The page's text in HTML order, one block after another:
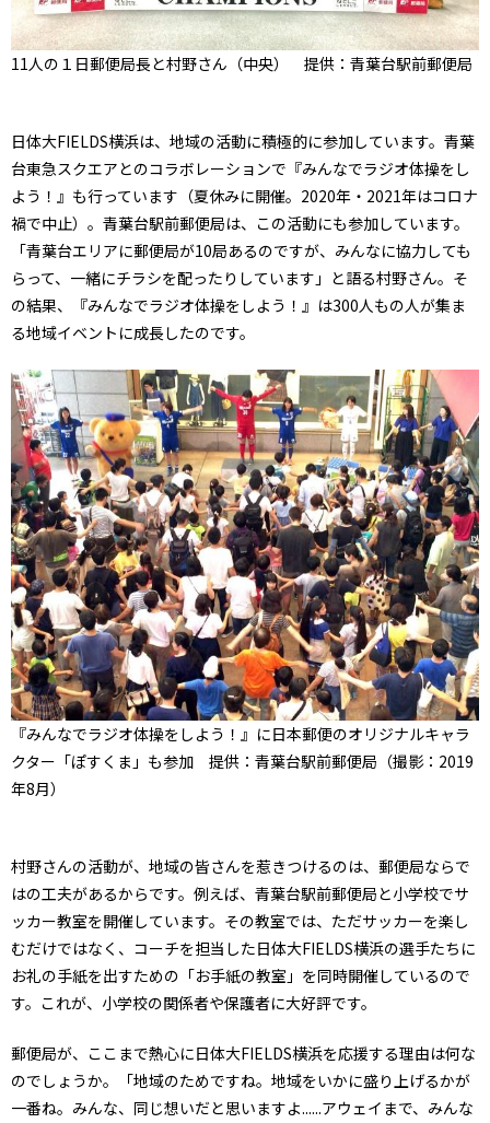
11人の１日郵便局長と村野さん（中央） 提供：青葉台駅前郵便局
日体大FIELDS横浜は、地域の活動に積極的に参加しています。青葉
台東急スクエアとのコラボレーションで『みんなでラジオ体操をし
よう！』も行っています（夏休みに開催。2020年・2021年はコロナ
禍で中止）。青葉台駅前郵便局は、この活動にも参加しています。
「青葉台エリアに郵便局が10局あるのですが、みんなに協力しても
らって、一緒にチラシを配ったりしています」と語る村野さん。そ
の結果、『みんなでラジオ体操をしよう！』は300人もの人が集ま
る地域イベントに成長したのです。
『みんなでラジオ体操をしよう！』に日本郵便のオリジナルキャラ
クター「ぽすくま」も参加 提供：青葉台駅前郵便局（撮影：2019
年8月）
村野さんの活動が、地域の皆さんを惹きつけるのは、郵便局ならで
はの工夫があるからです。例えば、青葉台駅前郵便局と小学校でサ
ッカー教室を開催しています。その教室では、ただサッカーを楽し
むだけではなく、コーチを担当した日体大FIELDS横浜の選手たちに
お礼の手紙を出すための「お手紙の教室」を同時開催しているので
す。これが、小学校の関係者や保護者に大好評です。
郵便局が、ここまで熱心に日体大FIELDS横浜を応援する理由は何な
のでしょうか。「地域のためですね。地域をいかに盛り上げるかが
一番ね。みんな、同じ想いだと思いますよ......アウェイまで、みんな